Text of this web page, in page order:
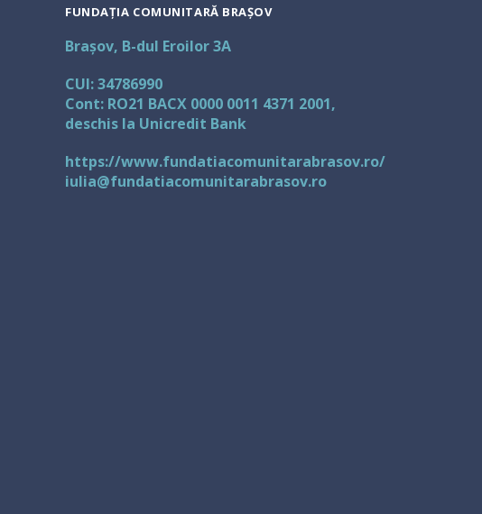
FUNDAȚIA COMUNITARĂ BRAȘOV
Brașov, B-dul Eroilor 3A
CUI: 34786990
Cont: RO21 BACX 0000 0011 4371 2001,
deschis la Unicredit Bank
https://www.fundatiacomunitarabrasov.ro/
iulia@fundatiacomunitarabrasov.ro